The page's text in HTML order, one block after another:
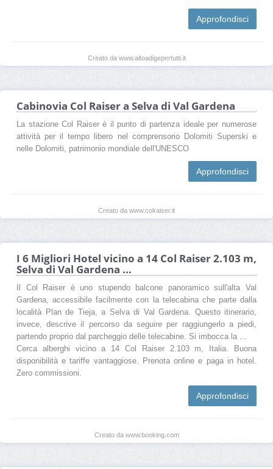
Approfondisci
Creato da www.altoadigepertutti.it
Cabinovia Col Raiser a Selva di Val Gardena
La stazione Col Raiser è il punto di partenza ideale per numerose
attività per il tempo libero nel comprensorio Dolomiti Superski e
nelle Dolomiti, patrimonio mondiale dell'UNESCO
Approfondisci
Creato da www.colraiser.it
I 6 Migliori Hotel vicino a 14 Col Raiser 2.103 m,
Selva di Val Gardena ...
Il Col Raiser è uno stupendo balcone panoramico sull'alta Val
Gardena, accessibile facilmente con la telecabina che parte dalla
località Plan de Tieja, a Selva di Val Gardena. Questo itinerario,
invece, descrive il percorso da seguire per raggiungerlo a piedi,
partendo proprio dal parcheggio delle telecabine. Si imbocca la ...
Cerca alberghi vicino a 14 Col Raiser 2.103 m, Italia. Buona
disponibilità e tariffe vantaggiose. Prenota online e paga in hotel.
Zero commissioni.
Approfondisci
Creato da www.booking.com